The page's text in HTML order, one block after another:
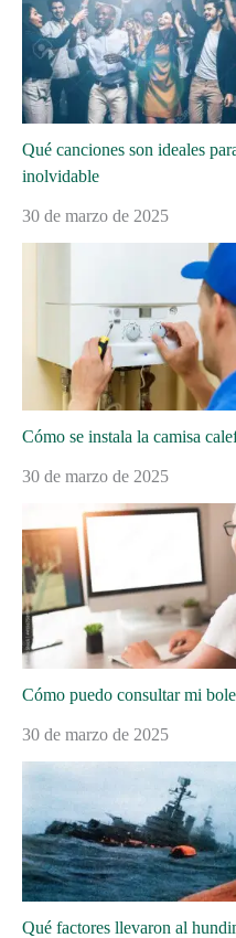
Qué canciones son ideales
inolvidable
30 de marzo de 2025
Cómo se instala la camisa
30 de marzo de 2025
Cómo puedo consultar mi
30 de marzo de 2025
Qué factores llevaron al